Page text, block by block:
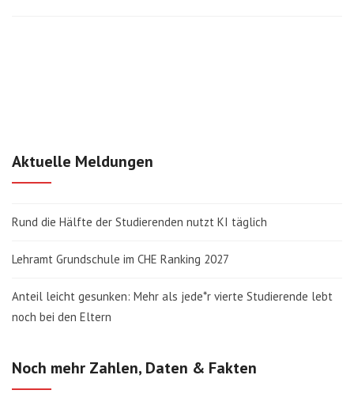
Aktuelle Meldungen
Rund die Hälfte der Studierenden nutzt KI täglich
Lehramt Grundschule im CHE Ranking 2027
Anteil leicht gesunken: Mehr als jede*r vierte Studierende lebt
noch bei den Eltern
Noch mehr Zahlen, Daten & Fakten